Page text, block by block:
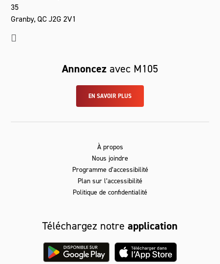
35
Granby, QC J2G 2V1
Annoncez avec M105
EN SAVOIR PLUS
À propos
Nous joindre
Programme d’accessibilité
Plan sur l’accessibilité
Politique de confidentialité
Téléchargez notre application